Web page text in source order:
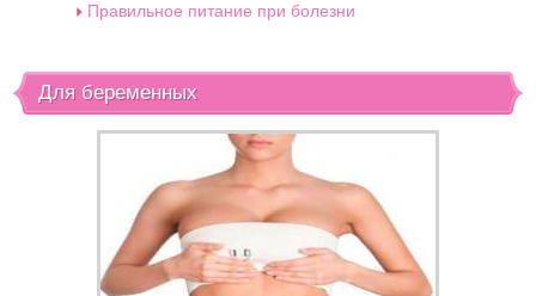
Правильное питание при болезни
Для беременных